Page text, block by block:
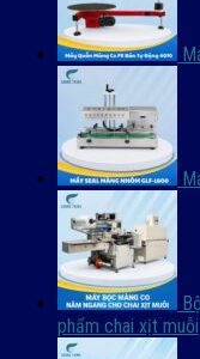
phẩm chai xịt muỗi